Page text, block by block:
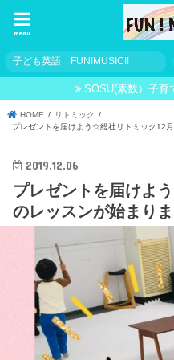
menu
子ども英語 FUN!MUSIC!!
SOSU(素数）子育
HOME
リトミック
プレゼントを届けよう☆総社リトミック12月
2019.12.06
プレゼントを届けよ
のレッスンが始まりま